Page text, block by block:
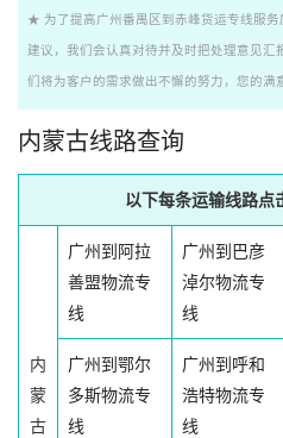
★ 为了提高广州番禺区到赤峰货运专线服
建议，我们会认真对待并及时把处理意见汇
们将为客户的需求做出不懈的努力，您的满
内蒙古线路查询
以下每条运输线路点
内
蒙
古
广州到阿拉
善盟物流专
线
广州到巴彦
淖尔物流专
线
广州到鄂尔
多斯物流专
线
广州到呼和
浩特物流专
线